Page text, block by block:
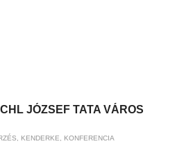
JÓZSEF TATA VÁROS
KENDERKE KONFERENCIA